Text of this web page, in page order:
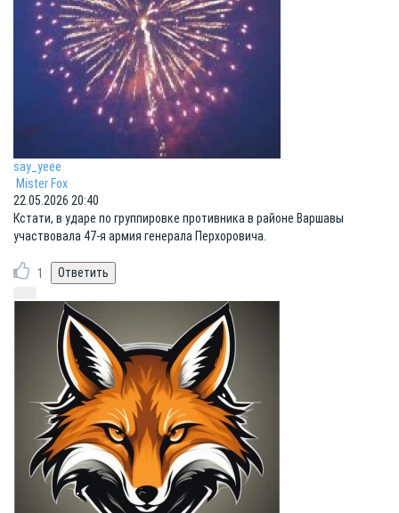
say_yeee
Mister Fox
22.05.2026 20:40
Кстати, в ударе по группировке противника в районе Варшавы
участвовала 47-я армия генерала Перхоровича.
1